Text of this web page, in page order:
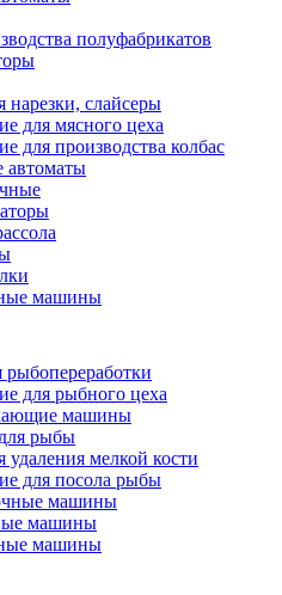
полуфабрикатов
слайсеры
для мясного цеха
для производства колбас
автоматы
машины
для рыбного цеха
машины
рыбы
мелкой кости
для посола рыбы
машины
машины
машины